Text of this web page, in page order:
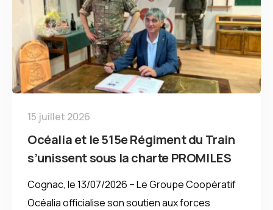
15 juillet 2026
Océalia et le 515e Régiment du Train
s’unissent sous la charte PROMILES
Cognac, le 13/07/2026 – Le Groupe Coopératif
Océalia officialise son soutien aux forces